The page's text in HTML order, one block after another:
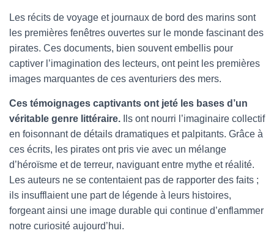
Les récits de voyage et journaux de bord des marins sont
les premières fenêtres ouvertes sur le monde fascinant des
pirates. Ces documents, bien souvent embellis pour
captiver l’imagination des lecteurs, ont peint les premières
images marquantes de ces aventuriers des mers.
Ces témoignages captivants ont jeté les bases d’un
véritable genre littéraire.
Ils ont nourri l’imaginaire collectif
en foisonnant de détails dramatiques et palpitants. Grâce à
ces écrits, les pirates ont pris vie avec un mélange
d’héroïsme et de terreur, naviguant entre mythe et réalité.
Les auteurs ne se contentaient pas de rapporter des faits ;
ils insufflaient une part de légende à leurs histoires,
forgeant ainsi une image durable qui continue d’enflammer
notre curiosité aujourd’hui.